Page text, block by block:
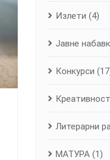
Излети (4)
Јавне
Конкурси
Креативност
Литерарни
МАТУРА (1)